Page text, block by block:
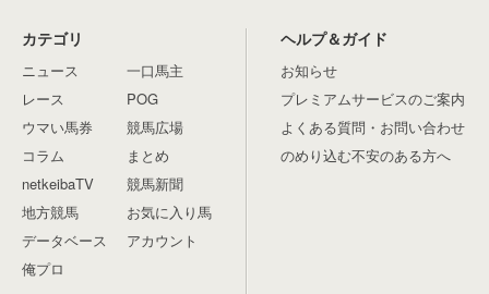
カテゴリ
ニュース
レース
ウマい馬券
コラム
netkeibaTV
地方競馬
データベース
俺プロ
一口馬主
POG
競馬広場
まとめ
競馬新聞
お気に入り馬
アカウント
ヘルプ＆ガイド
お知らせ
プレミアムサービスのご案内
よくある質問・お問い合わせ
のめり込む不安のある方へ